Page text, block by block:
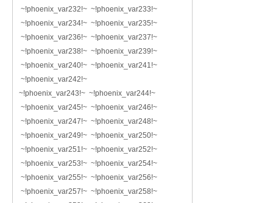
~!phoenix_var232!~ ~!phoenix_var233!~
~!phoenix_var234!~ ~!phoenix_var235!~
~!phoenix_var236!~ ~!phoenix_var237!~
~!phoenix_var238!~ ~!phoenix_var239!~
~!phoenix_var240!~ ~!phoenix_var241!~
~!phoenix_var242!~
~!phoenix_var243!~ ~!phoenix_var244!~
~!phoenix_var245!~ ~!phoenix_var246!~
~!phoenix_var247!~ ~!phoenix_var248!~
~!phoenix_var249!~ ~!phoenix_var250!~
~!phoenix_var251!~ ~!phoenix_var252!~
~!phoenix_var253!~ ~!phoenix_var254!~
~!phoenix_var255!~ ~!phoenix_var256!~
~!phoenix_var257!~ ~!phoenix_var258!~